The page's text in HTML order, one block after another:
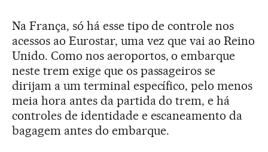
Na França, só há esse tipo de controle nos
acessos ao Eurostar, uma vez que vai ao Reino
Unido. Como nos aeroportos, o embarque
neste trem exige que os passageiros se
dirijam a um terminal específico, pelo menos
meia hora antes da partida do trem, e há
controles de identidade e escaneamento da
bagagem antes do embarque.